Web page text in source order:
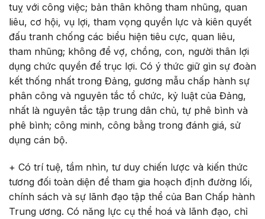
tuỵ với công việc; bản thân không tham nhũng, quan
liêu, cơ hội, vụ lợi, tham vọng quyền lực và kiên quyết
đấu tranh chống các biểu hiện tiêu cực, quan liêu,
tham nhũng; không để vợ, chồng, con, người thân lợi
dụng chức quyền để trục lợi. Có ý thức giữ gìn sự đoàn
kết thống nhất trong Đảng, gương mẫu chấp hành sự
phân công và nguyên tắc tổ chức, kỷ luật của Đảng,
nhất là nguyên tắc tập trung dân chủ, tự phê bình và
phê bình; công minh, công bằng trong đánh giá, sử
dụng cán bộ.
+ Có trí tuệ, tầm nhìn, tư duy chiến lược và kiến thức
tương đối toàn diện để tham gia hoạch định đường lối,
chính sách và sự lãnh đạo tập thể của Ban Chấp hành
Trung ương. Có năng lực cụ thể hoá và lãnh đạo, chỉ